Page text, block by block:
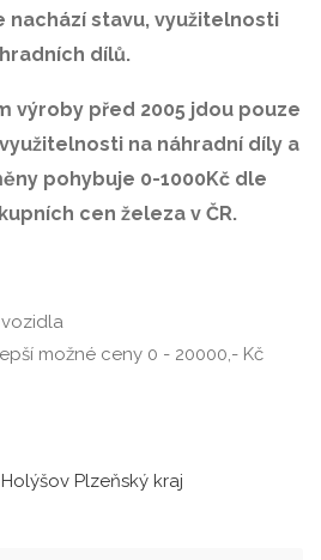
nachází stavu, využitelnosti
dílů.
výroby před 2005 jdou pouze
na náhradní díly a
pohybuje 0-1000Kč dle
cen železa v ČR.
možné ceny 0 - 20000,- Kč
Plzeňský kraj